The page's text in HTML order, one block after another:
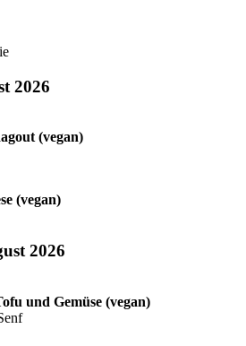
2026
(vegan)
(vegan)
2026
und Gemüse (vegan)